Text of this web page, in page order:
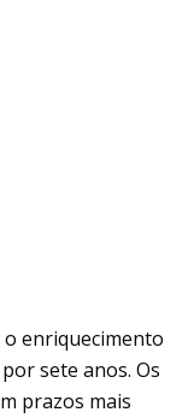
enriquecimento
sete anos. Os
prazos mais